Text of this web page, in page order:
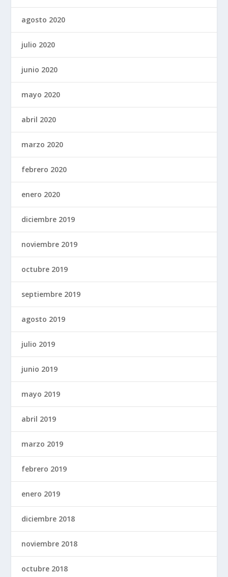
agosto 2020
julio 2020
junio 2020
mayo 2020
abril 2020
marzo 2020
febrero 2020
enero 2020
diciembre 2019
noviembre 2019
octubre 2019
septiembre 2019
agosto 2019
julio 2019
junio 2019
mayo 2019
abril 2019
marzo 2019
febrero 2019
enero 2019
diciembre 2018
noviembre 2018
octubre 2018